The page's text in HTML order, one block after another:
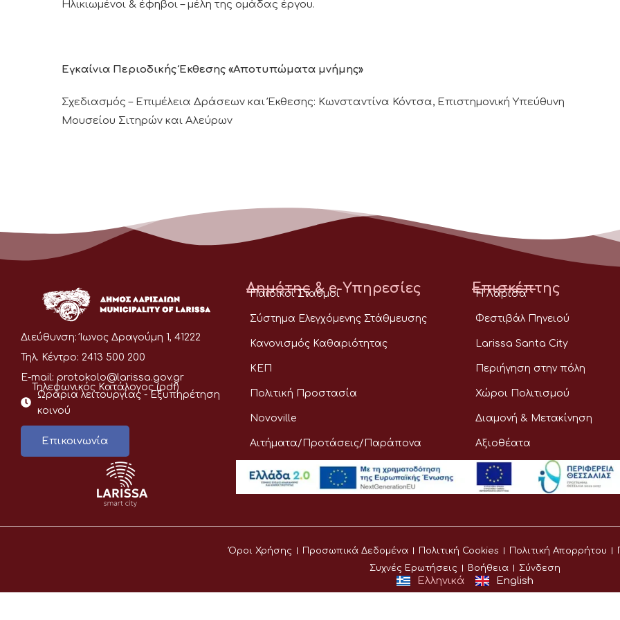
Ηλικιωμένοι & έφηβοι – μέλη της ομάδας έργου.
Εγκαίνια Περιοδικής Έκθεσης «Αποτυπώματα μνήμης»
Σχεδιασμός – Επιμέλεια Δράσεων και Έκθεσης: Κωνσταντίνα Κόντσα, Επιστημονική Υπεύθυνη
Μουσείου Σιτηρών και Αλεύρων
Διεύθυνση: Ίωνος Δραγούμη 1, 41222
Τηλ. Κέντρο: 2413 500 200
E-mail: protokolo@larissa.gov.gr
Τηλεφωνικός Κατάλογος (pdf)
Ωράρια λειτουργίας - Eξυπηρέτηση
κοινού
Επικοινωνία
Δημότης & e-Υπηρεσίες
Παιδικοί Σταθμοί
Σύστημα Ελεγχόμενης Στάθμευσης
Κανονισμός Καθαριότητας
ΚΕΠ
Πολιτική Προστασία
Novoville
Αιτήματα/Προτάσεις/Παράπονα
Επισκέπτης
Η Λάρισα
Φεστιβάλ Πηνειού
Larissa Santa City
Περιήγηση στην πόλη
Χώροι Πολιτισμού
Διαμονή & Μετακίνηση
Αξιοθέατα
Όροι Χρήσης Προσωπικά Δεδομένα Πολιτική Cookies Πολιτική Απορρήτου
Συχνές Ερωτήσεις
Βοήθεια Σύνδεση
Ελληνικά English